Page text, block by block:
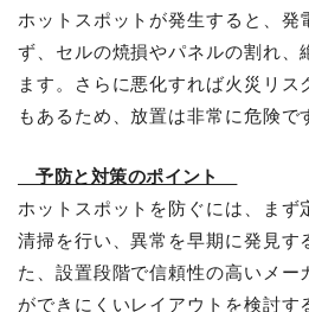
ホットスポットが発生すると、発
ず、セルの焼損やパネルの割れ、
ます。さらに悪化すれば火災リス
もあるため、放置は非常に危険で
予防と対策のポイント
ホットスポットを防ぐには、まず
清掃を行い、異常を早期に発見す
た、設置段階で信頼性の高いメー
ができにくいレイアウトを検討す